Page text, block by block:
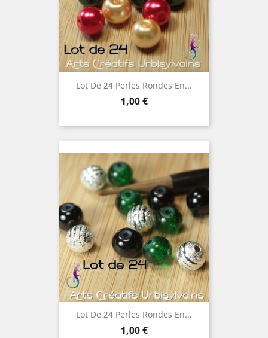
Lot De 24 Perles Rondes En...
Prix
1,00 €
Lot De 24 Perles Rondes En...
Prix
1,00 €